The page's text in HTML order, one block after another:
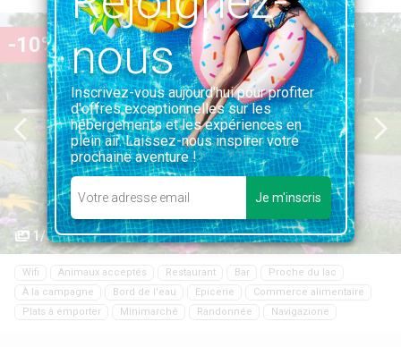
-10%
1/32
Wifi Animaux acceptés Restaurant Bar
Proche du lac
À la campagne
Bord de l'eau Epicerie
Commerce alimentaire
Plats à emporter
Minimarché Randonnée Navigazione
nous
Inscrivez-vous aujourd'hui pour profiter
d'offres exceptionnelles sur les
hébergements et les expériences en
plein air. Laissez-nous inspirer votre
prochaine aventure !
Je m'inscris